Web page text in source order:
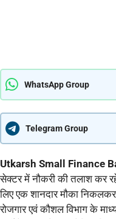
WhatsApp Group
Telegram Group
Utkarsh Small Finance
सेक्टर में नौकरी की तलाश कर
लिए एक शानदार मौका
रोजगार एवं कौशल विभाग के